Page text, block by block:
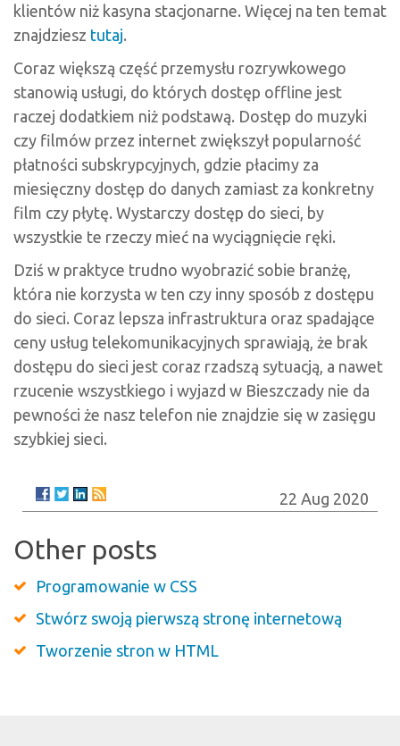
klientów niż kasyna stacjonarne. Więcej na ten temat
znajdziesz tutaj.
Coraz większą część przemysłu rozrywkowego
stanowią usługi, do których dostęp offline jest
raczej dodatkiem niż podstawą. Dostęp do muzyki
czy filmów przez internet zwiększył popularność
płatności subskrypcyjnych, gdzie płacimy za
miesięczny dostęp do danych zamiast za konkretny
film czy płytę. Wystarczy dostęp do sieci, by
wszystkie te rzeczy mieć na wyciągnięcie ręki.
Dziś w praktyce trudno wyobrazić sobie branżę,
która nie korzysta w ten czy inny sposób z dostępu
do sieci. Coraz lepsza infrastruktura oraz spadające
ceny usług telekomunikacyjnych sprawiają, że brak
dostępu do sieci jest coraz rzadszą sytuacją, a nawet
rzucenie wszystkiego i wyjazd w Bieszczady nie da
pewności że nasz telefon nie znajdzie się w zasięgu
szybkiej sieci.
22 Aug 2020
Other posts
Programowanie w CSS
Stwórz swoją pierwszą stronę internetową
Tworzenie stron w HTML